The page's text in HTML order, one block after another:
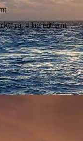
ca. 4 km entfernt